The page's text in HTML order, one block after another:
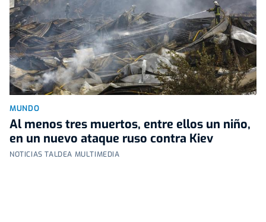
MUNDO
Al menos tres muertos, entre ellos un niño,
en un nuevo ataque ruso contra Kiev
NOTICIAS TALDEA MULTIMEDIA